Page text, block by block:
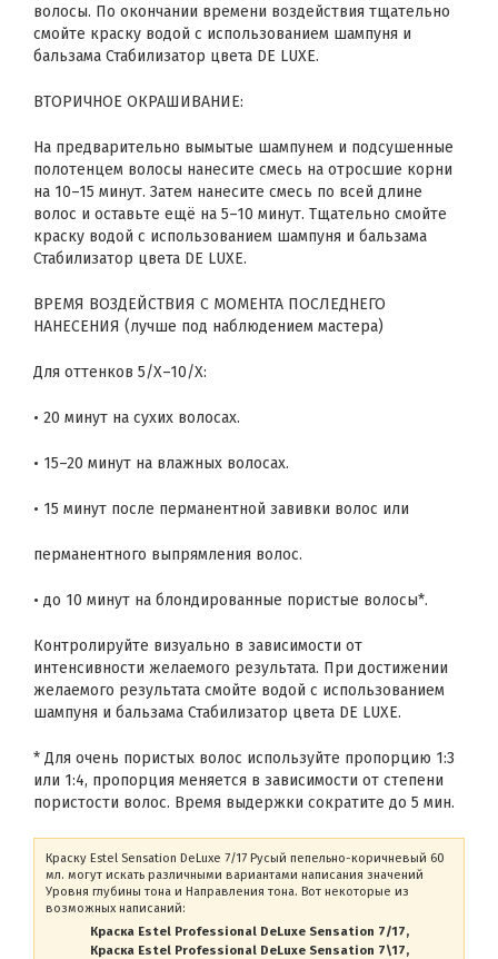
волосы. По окончании времени воздействия тщательно
смойте краску водой с использованием шампуня и
бальзама Стабилизатор цвета DE LUXE.
ВТОРИЧНОЕ ОКРАШИВАНИЕ:
На предварительно вымытые шампунем и подсушенные
полотенцем волосы нанесите смесь на отросшие корни
на 10–15 минут. Затем нанесите смесь по всей длине
волос и оставьте ещё на 5–10 минут. Тщательно смойте
краску водой с использованием шампуня и бальзама
Стабилизатор цвета DE LUXE.
ВРЕМЯ ВОЗДЕЙСТВИЯ С МОМЕНТА ПОСЛЕДНЕГО
НАНЕСЕНИЯ (лучше под наблюдением мастера)
Для оттенков 5/Х–10/Х:
• 20 минут на сухих волосах.
• 15–20 минут на влажных волосах.
• 15 минут после перманентной завивки волос или
перманентного выпрямления волос.
• до 10 минут на блондированные пористые волосы*.
Контролируйте визуально в зависимости от
интенсивности желаемого результата. При достижении
желаемого результата смойте водой с использованием
шампуня и бальзама Стабилизатор цвета DE LUXE.
* Для очень пористых волос используйте пропорцию 1:3
или 1:4, пропорция меняется в зависимости от степени
пористости волос. Время выдержки сократите до 5 мин.
Краску Estel Sensation DeLuxe 7/17 Русый пепельно-коричневый 60
мл. могут искать различными вариантами написания значений
Уровня глубины тона и Направления тона. Вот некоторые из
возможных написаний:
Краска Estel Professional DeLuxe Sensation 7/17
Краска Estel Professional DeLuxe Sensation 7\17